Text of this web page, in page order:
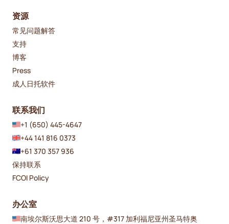
资源
常见问题解答
支持
博客
Press
成人日托软件
联系我们
+1 (650) 445-4647
+44 141 816 0373
+61 370 357 936
保持联系
FCOI Policy
办公室
南埃尔斯沃思大道 210 号，#317 加利福尼亚州圣马特奥